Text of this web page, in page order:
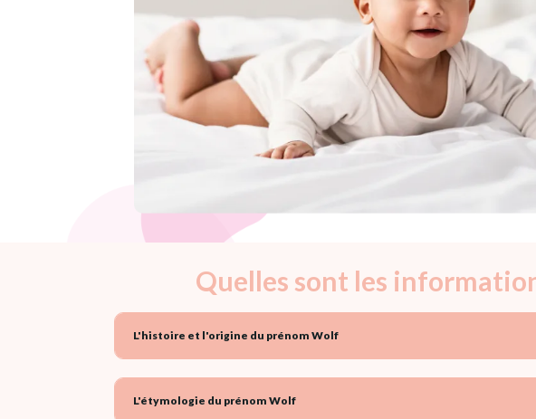
Quelles sont les
L'histoire et l'origine du prénom Wolf
L'étymologie du prénom Wolf